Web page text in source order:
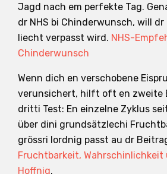
Jagd nach em perfekte Tag.
dr NHS bi Chinderwunsch, will
liecht verpasst wird. NHS-
Chinderwunsch
Wenn dich en verschobene
verunsichert, hilft oft en zweite
dritti Test: En einzelne Zyklus
über dini grundsätzlechi
grössri Iordnig passt au dr
Fruchtbarkeit,
Hoffnig.